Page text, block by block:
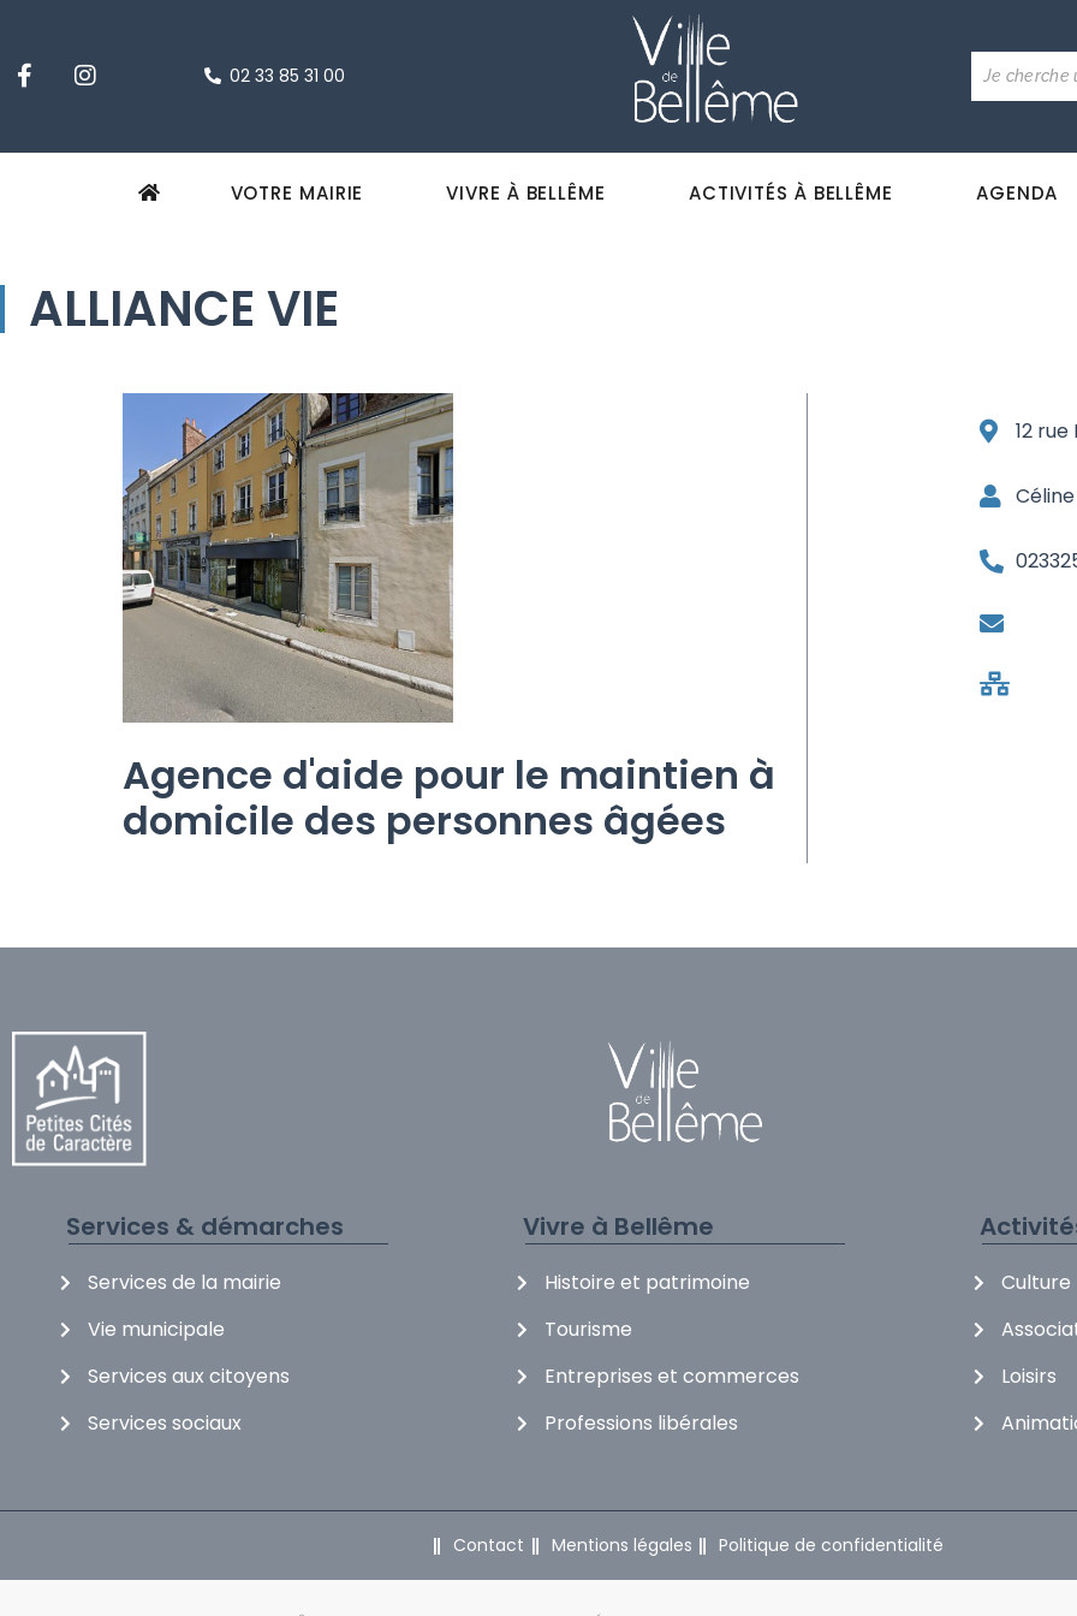
02 33 85 31 00
VOTRE MAIRIE VIVRE À BELLÊME ACTIVITÉS À BELLÊME AGENDA
ALLIANCE VIE
Agence d'aide pour le maintien à
domicile des personnes âgées
12
Céline
Services & démarches
Services de la mairie
Vie municipale
Services aux citoyens
Services sociaux
Vivre à Bellême
Histoire et patrimoine
Tourisme
Entreprises et commerces
Professions libérales
Culture
Loisirs
Contact Mentions légales Politique de confidentialité